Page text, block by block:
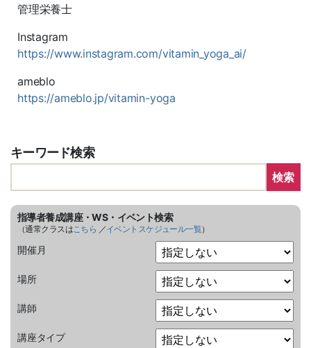
管理栄養士
Instagram
https://www.instagram.com/vitamin_yoga_ai/
ameblo
https://ameblo.jp/vitamin-yoga
キーワード検索
検索
指導者養成講座・WS・イベント検索
（通常クラスはこちら ／イベントスケジュール一覧）
開催月
場所
講師
講座タイプ